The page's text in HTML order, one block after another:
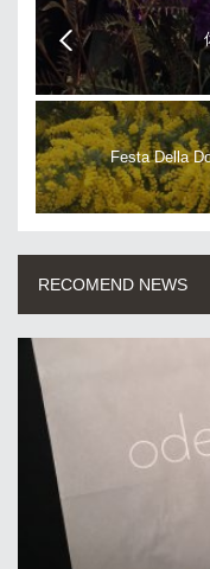
Festa Della
RECOMEND NEWS